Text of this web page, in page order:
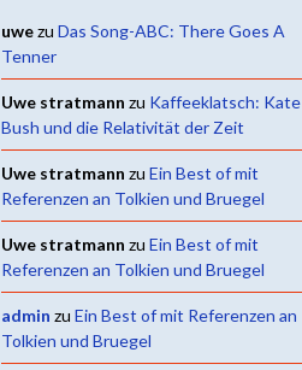
uwezu Das Song-ABC: There Goes A
Tenner
Uwe stratmann zu Kaffeeklatsch: Kate
Bush und die Relativität der Zeit
Uwe stratmann zu Ein Best of mit
Referenzen an Tolkien und Bruegel
Uwe stratmann zu Ein Best of mit
Referenzen an Tolkien und Bruegel
admin zu Ein Best of mit Referenzen an
Tolkien und Bruegel